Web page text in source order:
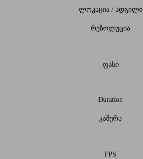
ლოკაცია / ადგილი
რეზოლუცია
ფასი
Duration
კამერა
FPS